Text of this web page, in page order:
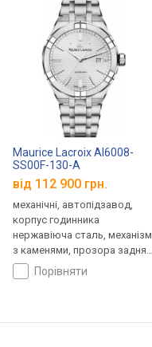
Maurice Lacroix AI6008-
SS00F-130-A
від 112 900 грн.
механічні, автопідзавод,
корпус годинника
нержавіюча сталь, механізм
з каменями, прозора задня
кришка, ремінець: браслет
сталь, WR 200, Швейцарія
порівняти